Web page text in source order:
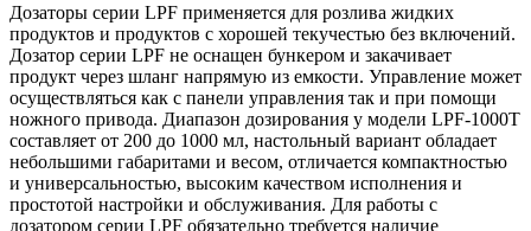
Дозаторы серии LPF применяется для розлива жидких
продуктов и продуктов с хорошей текучестью без включений.
Дозатор серии LPF не оснащен бункером и закачивает
продукт через шланг напрямую из емкости. Управление может
осуществляться как с панели управления так и при помощи
ножного привода. Диапазон дозирования у модели LPF-1000Т
составляет от 200 до 1000 мл, настольный вариант обладает
небольшими габаритами и весом, отличается компактностью
и универсальностью, высоким качеством исполнения и
простотой настройки и обслуживания. Для работы с
дозатором серии LPF обязательно требуется наличие